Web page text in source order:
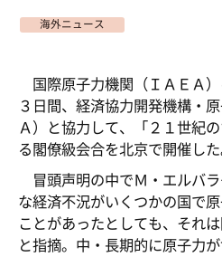
海外ニュース
国際原子力機関（ＩＡＥＡ
３日間、経済協力開発機構・
Ａ）と協力して、「２１世紀
る閣僚級会合を北京で開催した
冒頭声明の中でＭ・エルバ
な経済不況がいくつかの国で
ことがあったとしても、それ
と指摘。中・長期的に原子力